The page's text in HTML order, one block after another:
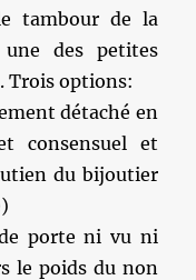
tambour de la
des petites
Trois options:
détaché en
consensuel et
du bijoutier
porte ni vu ni
le poids du non